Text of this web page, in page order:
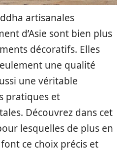
artisanales
d’Asie sont bien plus
décoratifs. Elles
une qualité
une véritable
pratiques et
Découvrez dans cet
lesquelles de plus en
ce choix précis et